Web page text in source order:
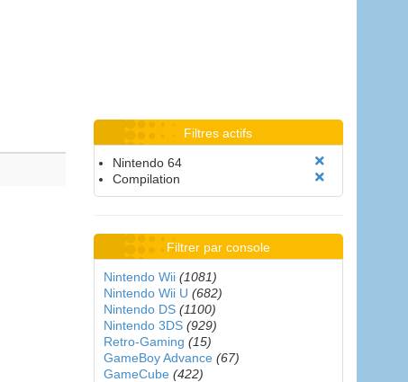
Filtres actifs
Nintendo 64
Compilation
Filtrer par console
Nintendo Wii (1081)
Nintendo Wii U (682)
Nintendo DS (1100)
Nintendo 3DS (929)
Retro-Gaming (15)
GameBoy Advance (67)
GameCube (422)